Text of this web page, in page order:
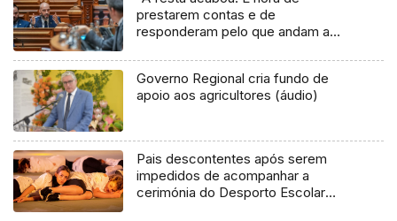
prestarem contas e de
responderam pelo que andam a
Governo Regional cria fundo de
apoio aos agricultores (áudio)
Pais descontentes após serem
impedidos de acompanhar a
cerimónia do Desporto Escolar